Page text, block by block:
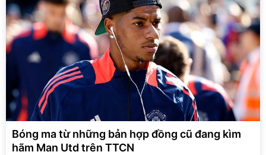
Bóng ma từ những bản hợp đồng cũ đang kìm
hãm Man Utd trên TTCN